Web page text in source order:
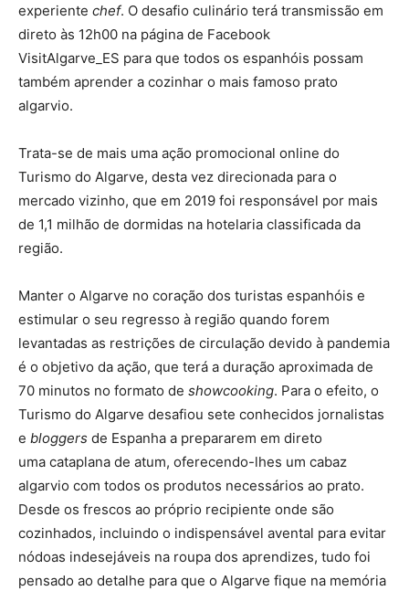
experiente chef. O desafio culinário terá transmissão em
direto às 12h00 na página de Facebook
VisitAlgarve_ES para que todos os espanhóis possam
também aprender a cozinhar o mais famoso prato
algarvio.
Trata-se de mais uma ação promocional online do
Turismo do Algarve, desta vez direcionada para o
mercado vizinho, que em 2019 foi responsável por mais
de 1,1 milhão de dormidas na hotelaria classificada da
região.
Manter o Algarve no coração dos turistas espanhóis e
estimular o seu regresso à região quando forem
levantadas as restrições de circulação devido à pandemia
é o objetivo da ação, que terá a duração aproximada de
70 minutos no formato de showcooking. Para o efeito, o
Turismo do Algarve desafiou sete conhecidos jornalistas
e bloggers de Espanha a prepararem em direto
uma cataplana de atum, oferecendo-lhes um cabaz
algarvio com todos os produtos necessários ao prato.
Desde os frescos ao próprio recipiente onde são
cozinhados, incluindo o indispensável avental para evitar
nódoas indesejáveis na roupa dos aprendizes, tudo foi
pensado ao detalhe para que o Algarve fique na memória